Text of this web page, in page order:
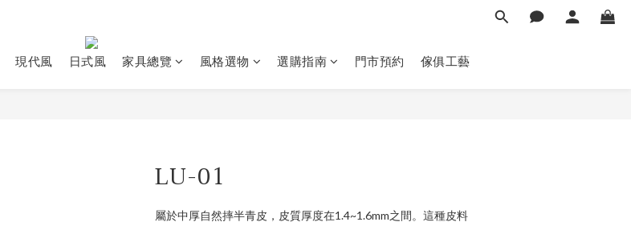
現代風 日式風 家具總覽 風格選物 選購指南 門市預約 傢俱工藝
LU-01
屬於中厚自然摔半青皮，皮質厚度在1.4~1.6mm之間。這種皮料